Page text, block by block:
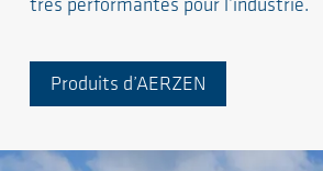
très performantes pour l’industrie.
Produits d’AERZEN